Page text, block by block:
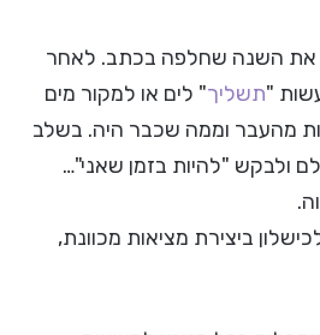
את השנה שחלפה בכתב. לאחר
"תשליך" לים או למקור מים
מהעבר וממה שכבר היה. בשלב
ולבקש "להיות בזמן שאני"…
ביצירת מציאות מכוונת,